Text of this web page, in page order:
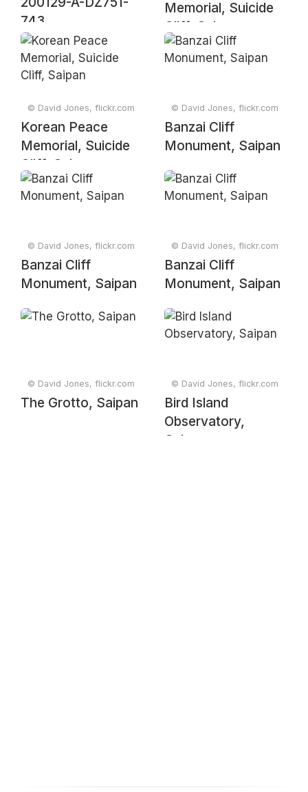
743
Memorial, Suicide
Cliff, Saipan
© David Jones, flickr.com
Korean Peace
Memorial, Suicide
Cliff, Saipan
© David Jones, flickr.com
Banzai Cliff
Monument, Saipan
© David Jones, flickr.com
Banzai Cliff
Monument, Saipan
© David Jones, flickr.com
Banzai Cliff
Monument, Saipan
© David Jones, flickr.com
The Grotto, Saipan
© David Jones, flickr.com
Bird Island
Observatory,
Saipan